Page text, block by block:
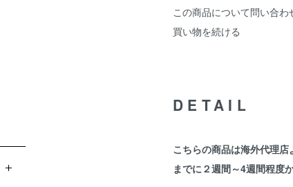
この商品について問い合わ
買い物を続ける
DETAIL
こちらの商品は海外代理
までに２週間～4週間程度